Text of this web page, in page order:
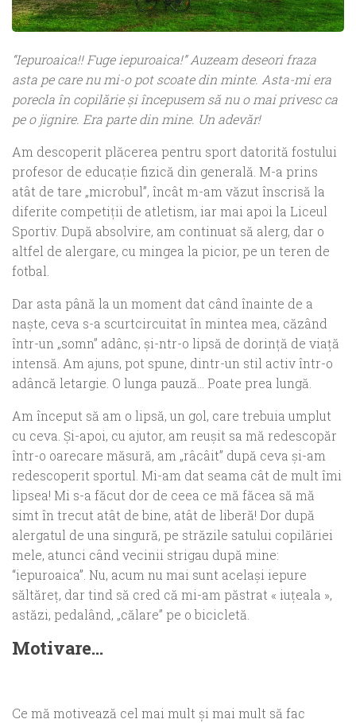
“Iepuroaica!! Fuge iepuroaica!” Auzeam deseori fraza
asta pe care nu mi-o pot scoate din minte. Asta-mi era
porecla în copilărie şi începusem să nu o mai privesc ca
pe o jignire. Era parte din mine. Un adevăr!
Am descoperit plăcerea pentru sport datorită fostului
profesor de educație fizică din generală. M-a prins
atât de tare „microbul”, încât m-am văzut înscrisă la
diferite competiții de atletism, iar mai apoi la Liceul
Sportiv. După absolvire, am continuat să alerg, dar o
altfel de alergare, cu mingea la picior, pe un teren de
fotbal.
Dar asta până la un moment dat când înainte de a
naşte, ceva s-a scurtcircuitat în mintea mea, căzând
într-un „somn” adânc, și-ntr-o lipsă de dorință de viaţă
intensă. Am ajuns, pot spune, dintr-un stil activ într-o
adâncă letargie. O lunga pauză… Poate prea lungă.
Am început să am o lipsă, un gol, care trebuia umplut
cu ceva. Și-apoi, cu ajutor, am reușit sa mă redescopăr
într-o oarecare măsură, am „râcâit” după ceva și-am
redescoperit sportul. Mi-am dat seama cât de mult îmi
lipsea! Mi s-a făcut dor de ceea ce mă făcea să mă
simt în trecut atât de bine, atât de liberă! Dor după
alergatul de una singură, pe străzile satului copilăriei
mele, atunci când vecinii strigau după mine:
“iepuroaica”. Nu, acum nu mai sunt același iepure
săltăreț, dar tind să cred că mi-am păstrat « iuţeala »,
astăzi, pedalând, „călare” pe o bicicletă.
Motivare…
Ce mă motivează cel mai mult și mai mult să fac